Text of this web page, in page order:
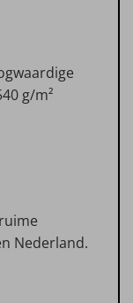
g/m²
Nederland.